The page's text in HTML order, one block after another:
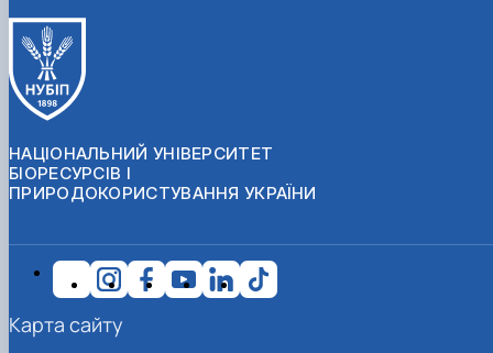
НАЦІОНАЛЬНИЙ УНІВЕРСИТЕТ
БІОРЕСУРСІВ І
ПРИРОДОКОРИСТУВАННЯ УКРАЇНИ
Карта сайту